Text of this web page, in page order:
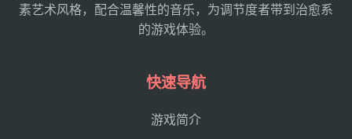
素艺术风格，配合温馨性的音乐，为调节度者带到治愈系
的游戏体验。
快速导航
游戏简介